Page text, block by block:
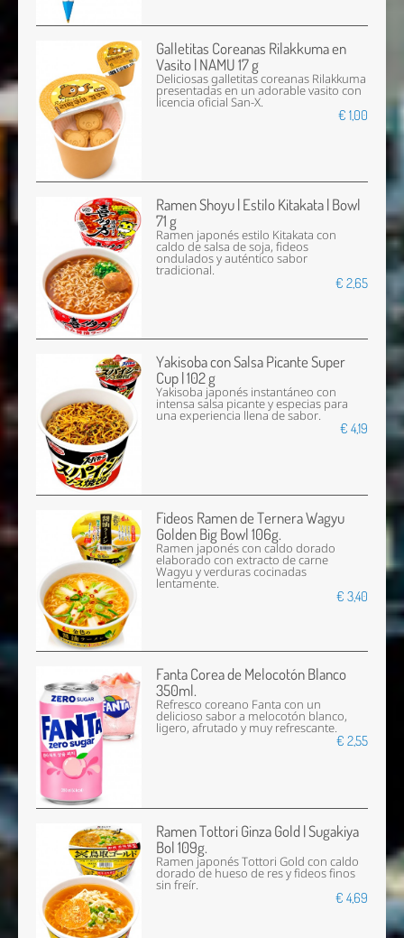
Galletitas Coreanas Rilakkuma en
Vasito | NAMU 17 g
Deliciosas galletitas coreanas Rilakkuma
presentadas en un adorable vasito con
licencia oficial San-X.
€ 1,00
Ramen Shoyu | Estilo Kitakata | Bowl
71 g
Ramen japonés estilo Kitakata con
caldo de salsa de soja, fideos
ondulados y auténtico sabor
tradicional.
€ 2,65
Yakisoba con Salsa Picante Super
Cup | 102 g
Yakisoba japonés instantáneo con
intensa salsa picante y especias para
una experiencia llena de sabor.
€ 4,19
Fideos Ramen de Ternera Wagyu
Golden Big Bowl 106g.
Ramen japonés con caldo dorado
elaborado con extracto de carne
Wagyu y verduras cocinadas
lentamente.
€ 3,40
Fanta Corea de Melocotón Blanco
350ml.
Refresco coreano Fanta con un
delicioso sabor a melocotón blanco,
ligero, afrutado y muy refrescante.
€ 2,55
Ramen Tottori Ginza Gold | Sugakiya
Bol 109g.
Ramen japonés Tottori Gold con caldo
dorado de hueso de res y fideos finos
sin freír.
€ 4,69